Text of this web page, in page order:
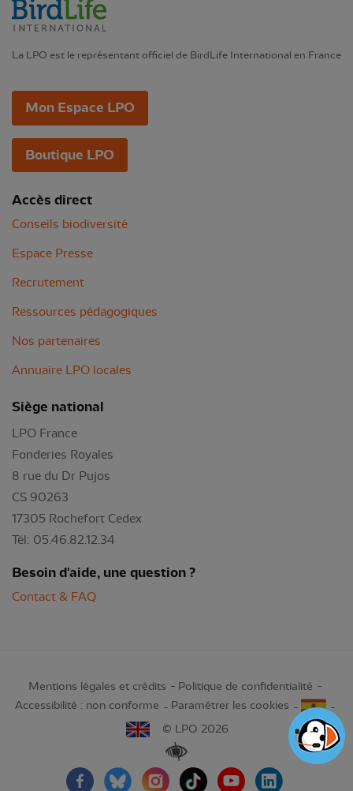
La LPO est le représentant officiel de BirdLife International en France
Mon Espace LPO
Boutique LPO
Accès direct
Conseils biodiversité
Espace Presse
Recrutement
Ressources pédagogiques
Nos partenaires
Annuaire LPO locales
Siège national
LPO France
Fonderies Royales
8 rue du Dr Pujos
CS 90263
17305 Rochefort Cedex
Tél: 05.46.82.12.34
Besoin d'aide, une question ?
Contact & FAQ
Mentions légales et crédits
Politique de confidentialité
Accessibilité : non conforme
Paramétrer les cookies
© LPO 2026
Renforcer les contrastes